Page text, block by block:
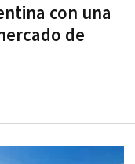
con una
de